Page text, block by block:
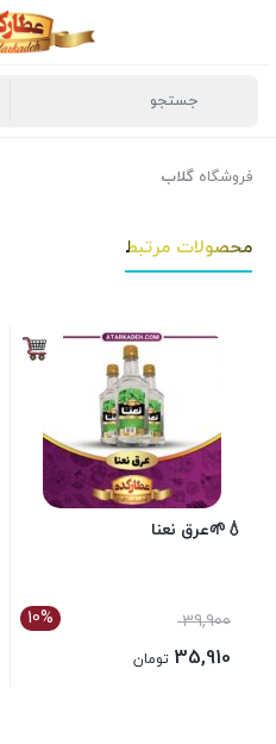
فروشگاه گلاب
محصولات مرتبط
💧🌱عرق نعنا
10% 39,900
35,910 تومان